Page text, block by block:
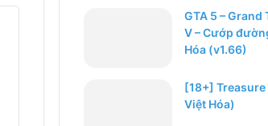
GTA 5 – Grand
V – Cướp
Hóa (v1.66)
[18+] Treasure
Việt Hóa)